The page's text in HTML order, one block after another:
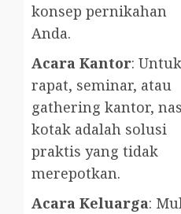
konsep pernikahan
Anda.
Acara Kantor: Untuk
rapat, seminar, atau
gathering kantor,
kotak adalah solusi
praktis yang tidak
merepotkan.
Acara Keluarga: